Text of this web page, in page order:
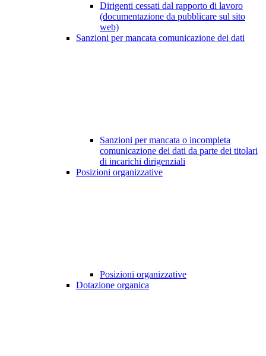
Dirigenti cessati dal rapporto di lavoro
(documentazione da pubblicare sul sito
web)
Sanzioni per mancata comunicazione dei dati
Sanzioni per mancata o incompleta
comunicazione dei dati da parte dei titolari
di incarichi dirigenziali
Posizioni organizzative
Posizioni organizzative
Dotazione organica